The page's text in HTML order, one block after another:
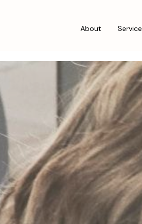
About Service